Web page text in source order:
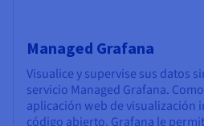
Managed Grafana
Visualice y supervise sus datos
servicio Managed Grafana.
aplicación web de visualización
código abierto, Grafana le